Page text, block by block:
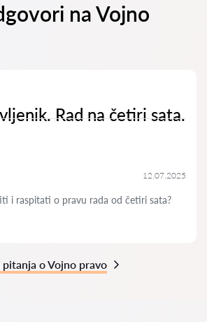
na Vojno
Rad na četiri sata.
12.07.2025
i raspitati o pravu rada od četiri sata?
pitanja o Vojno pravo